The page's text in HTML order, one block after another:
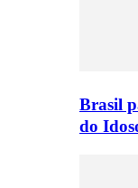
Brasil
do